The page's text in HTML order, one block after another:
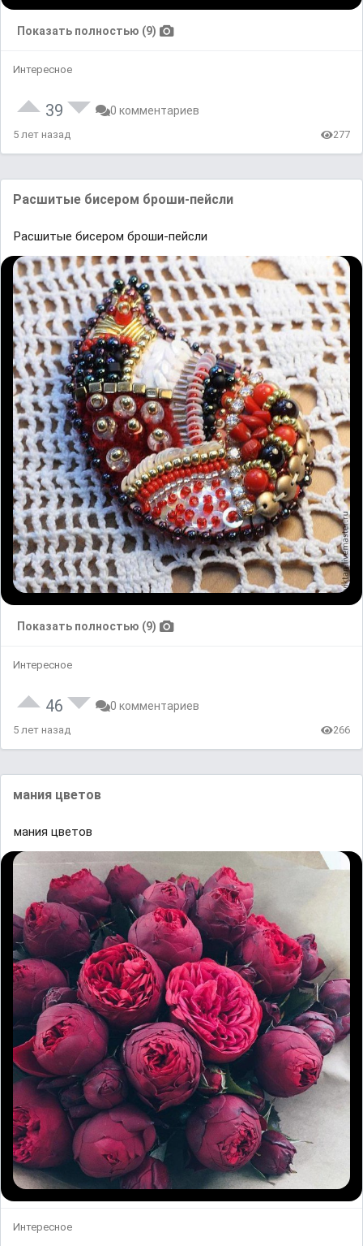
Показать полностью (9)
Интересное
39 0 комментариев
5 лет назад 277
Расшитые бисером броши-пейсли
Расшитые бисером броши-пейсли
Показать полностью (9)
Интересное
46 0 комментариев
5 лет назад 266
мания цветов
мания цветов
Интересное